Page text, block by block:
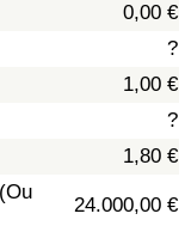
0,00 €
?
1,00 €
?
1,80 €
24.000,00 €